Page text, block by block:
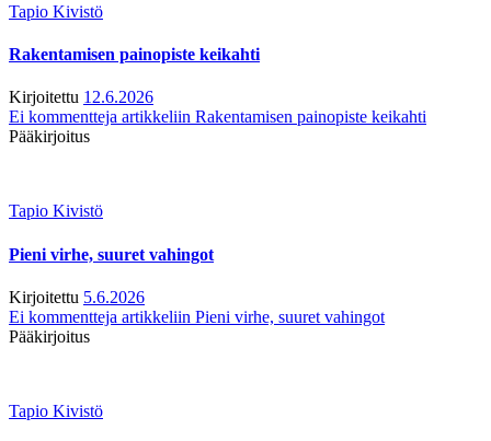
Tapio Kivistö
Rakentamisen painopiste keikahti
Kirjoitettu 12.6.2026
Ei kommentteja artikkeliin Rakentamisen painopiste keikahti
Pääkirjoitus
Tapio Kivistö
Pieni virhe, suuret vahingot
Kirjoitettu 5.6.2026
Ei kommentteja artikkeliin Pieni virhe, suuret vahingot
Pääkirjoitus
Tapio Kivistö